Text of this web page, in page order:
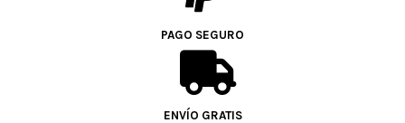
PAGO SEGURO
ENVÍO GRATIS